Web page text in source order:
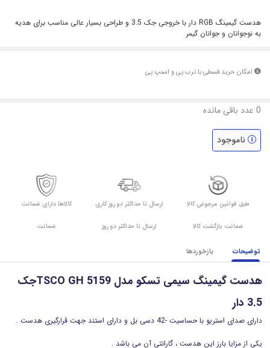
هدست گیمینگ RGB دار با خروجی جک 3.5 و طراحی بسیار عالی مناسب برای هدیه
به نوجوانان و جوانان گیمر
امکان خرید قسطی با ترب پی و اسنپ پی
0 عدد باقی مانده
ناموجود
طبق قوانین مرجوعی کالا
ضمانت بازگشت کالا
ارسال تا حداکثر دو روز کاری
ارسال تا حداکثر دو روز
کالاها دارای ضمانت
ضمانت
توضیحات بازخوردها
هدست گیمینگ سیمی تسکو مدل TSCO GH 5159جک
3.5 دار
دارای صدای استریو با حساسیت -42 دسی بل و دارای استند جهت قرارگیری هدست .
یکی از مزایا بارز این هدست ، گارانتی آن می باشد .